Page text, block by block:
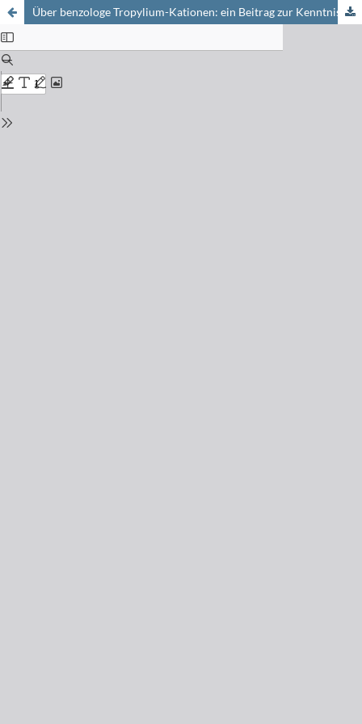
Über benzologe Tropylium-Kationen: ein Beitrag zur Kenntnis der Zusammenhänge zwischen Konstitution und Farbe aromatischer Systeme